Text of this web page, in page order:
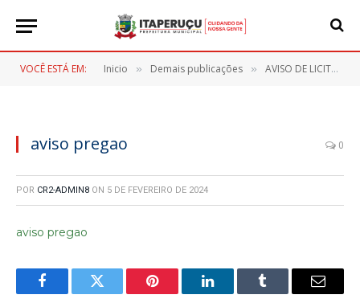
VOCÊ ESTÁ EM: Inicio » Demais publicações » AVISO DE LICITAÇÃO – PREGÃO ELETRONICO Nº 009/2024
aviso pregao 0
POR CR2-ADMIN8 ON 5 DE FEVEREIRO DE 2024
aviso pregao
FacebookTwitter Pinterest LinkedInTumblr
E-